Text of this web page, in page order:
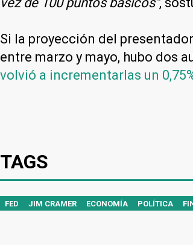
Si la proyección del
entre marzo y mayo, hubo dos
volvió a incrementarlas un
TAGS
FED JIM CRAMER ECONOMÍA POLÍTICA